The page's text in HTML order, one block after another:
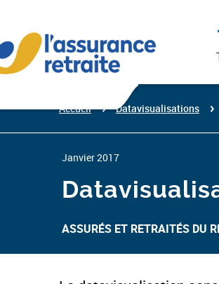
contenu
Accueil Datavisualisations
Janvier 2017
ASSURÉS ET RETRAITÉS DU